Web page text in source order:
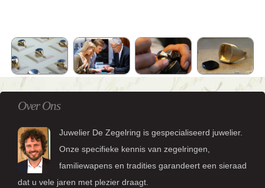
Over Ons
Juwelier De Zegelring is gespecialiseerd juwelier.
Onze specifieke kennis van zegelringen,
familiewapens en tradities garandeert een sieraad
dat u vele jaren met plezier draagt.